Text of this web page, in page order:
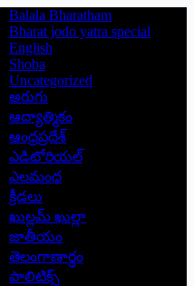
Balala Bharatham
Bharat jodo yatra special
English
Shoba
Uncategorized
అరుగు
ఆద్యాత్మికం
ఆంధ్రప్రదేశ్
ఎడిటోరియల్
ఎలమంద
క్రీడలు
ఖుల్లమ్ ఖుల్లా
జాతీయం
తెలంగాణార్థం
పాలిటిక్స్